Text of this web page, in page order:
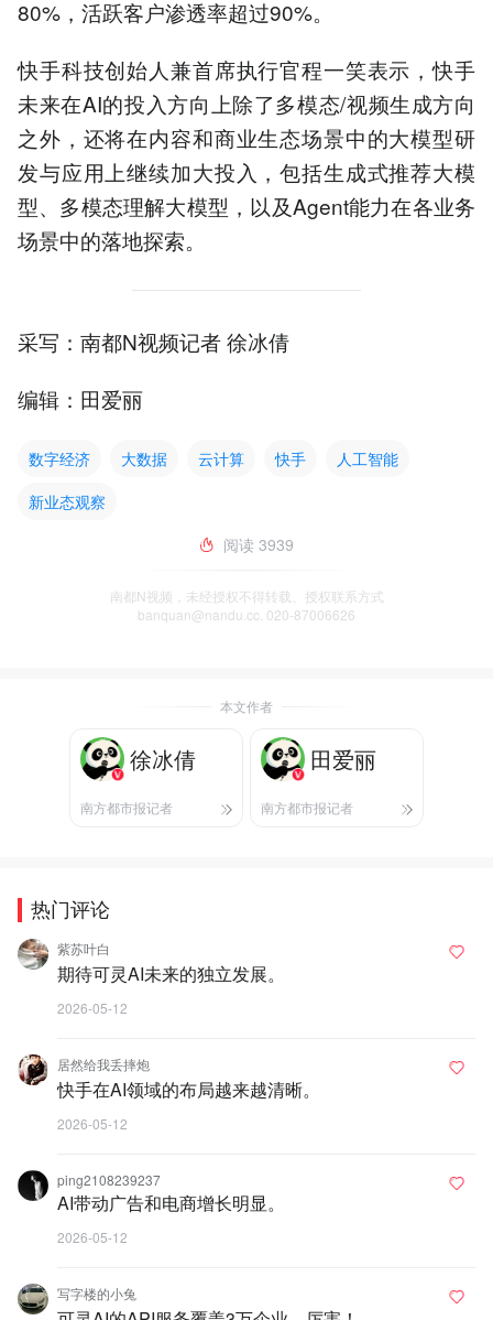
80%，活跃客户渗透率超过90%。
快手科技创始人兼首席执行官程一笑表示，快手
未来在AI的投入方向上除了多模态/视频生成方向
之外，还将在内容和商业生态场景中的大模型研
发与应用上继续加大投入，包括生成式推荐大模
型、多模态理解大模型，以及Agent能力在各业务
场景中的落地探索。
采写：南都N视频记者 徐冰倩
编辑：田爱丽
数字经济 大数据 云计算 快手
人工智能
新业态观察
阅读 3939
南都N视频，未经授权不得转载、授权联系方式
banquan@nandu.cc. 020-87006626
本文作者
徐冰倩
南方都市报记者
田爱丽
南方都市报记者
热门评论
紫苏叶白
期待可灵AI未来的独立发展。
2026-05-12
居然给我丢摔炮
快手在AI领域的布局越来越清晰。
2026-05-12
ping2108239237
AI带动广告和电商增长明显。
2026-05-12
写字楼的小兔